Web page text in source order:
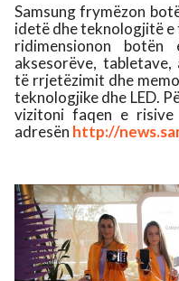
Samsung frymëzon
idetë dhe teknologjitë
ridimensionon botën
aksesorëve,
të rrjetëzimit dhe
teknologjike dhe LED.
vizitoni faqen e
adresën http://